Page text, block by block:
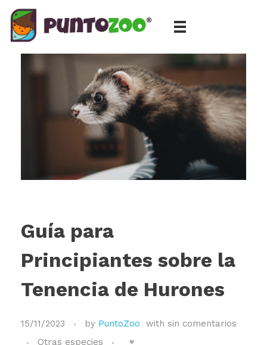
PuntoZoo
Guía para
Principiantes sobre la
Tenencia de Hurones
15/11/2023 by PuntoZoo with sin comentarios
Otras especies